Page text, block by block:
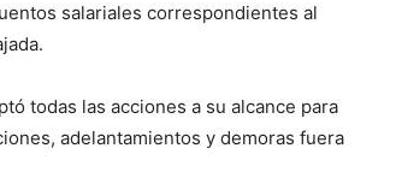
salariales correspondientes al
todas las acciones a su alcance para
adelantamientos y demoras fuera